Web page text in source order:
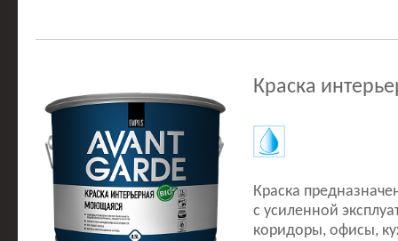
Краска
Краска
с усиленной
коридоры, офисы,